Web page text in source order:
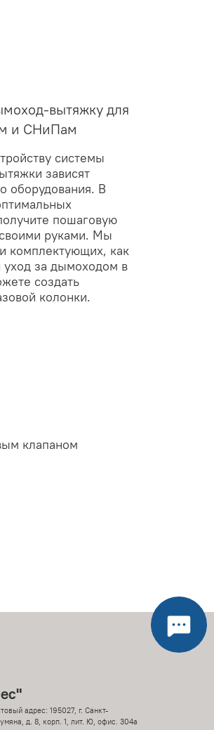
вытяжку для
и СНиПам
системы
зависят
оборудования. В
пошаговую
своими руками. Мы
комплектующих, как
уход за дымоходом в
создать
колонки.
клапаном
адрес: 195027, г. Санкт-
д. 8, корп. 1, лит. Ю, офис. 304а